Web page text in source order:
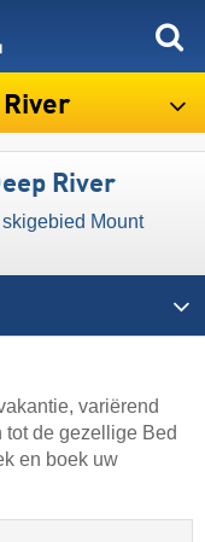
River
River
skigebied Mount
variërend
de gezellige Bed
en boek uw